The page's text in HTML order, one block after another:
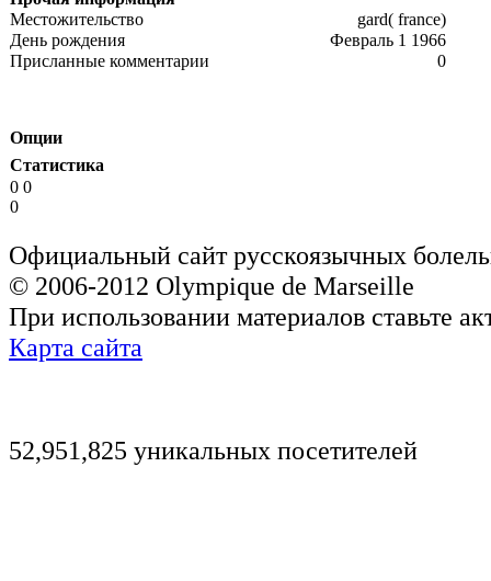
Местожительство
gard( france)
День рождения
Февраль 1 1966
Присланные комментарии
0
Опции
Статистика
0 0
0
Официальный сайт русскоязычных
© 2006-2012 Olympique de Marseille
При использовании материалов ставьте
Карта сайта
52,951,825 уникальных посетителей